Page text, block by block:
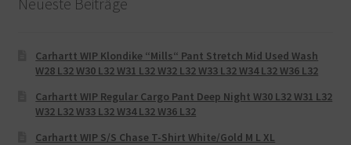
Carhartt WIP Klondike “Mills“ Pant Stretch Mid Used Wash
W28 L32 W30 L32 W31 L32 W32 L32 W33 L32 W34 L32 W36 L32
Carhartt WIP Regular Cargo Pant Deep Night W30 L32 W31 L32
W32 L32 W33 L32 W34 L32 W36 L32
Carhartt WIP S/S Chase T-Shirt White/Gold M L XL